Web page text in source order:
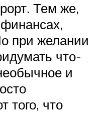
Тем же,
при желании
что-
и
того, что